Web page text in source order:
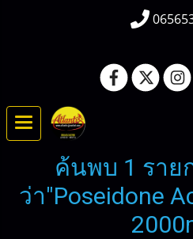
ค้นพบ 1 ราย
ว่า"Poseidone